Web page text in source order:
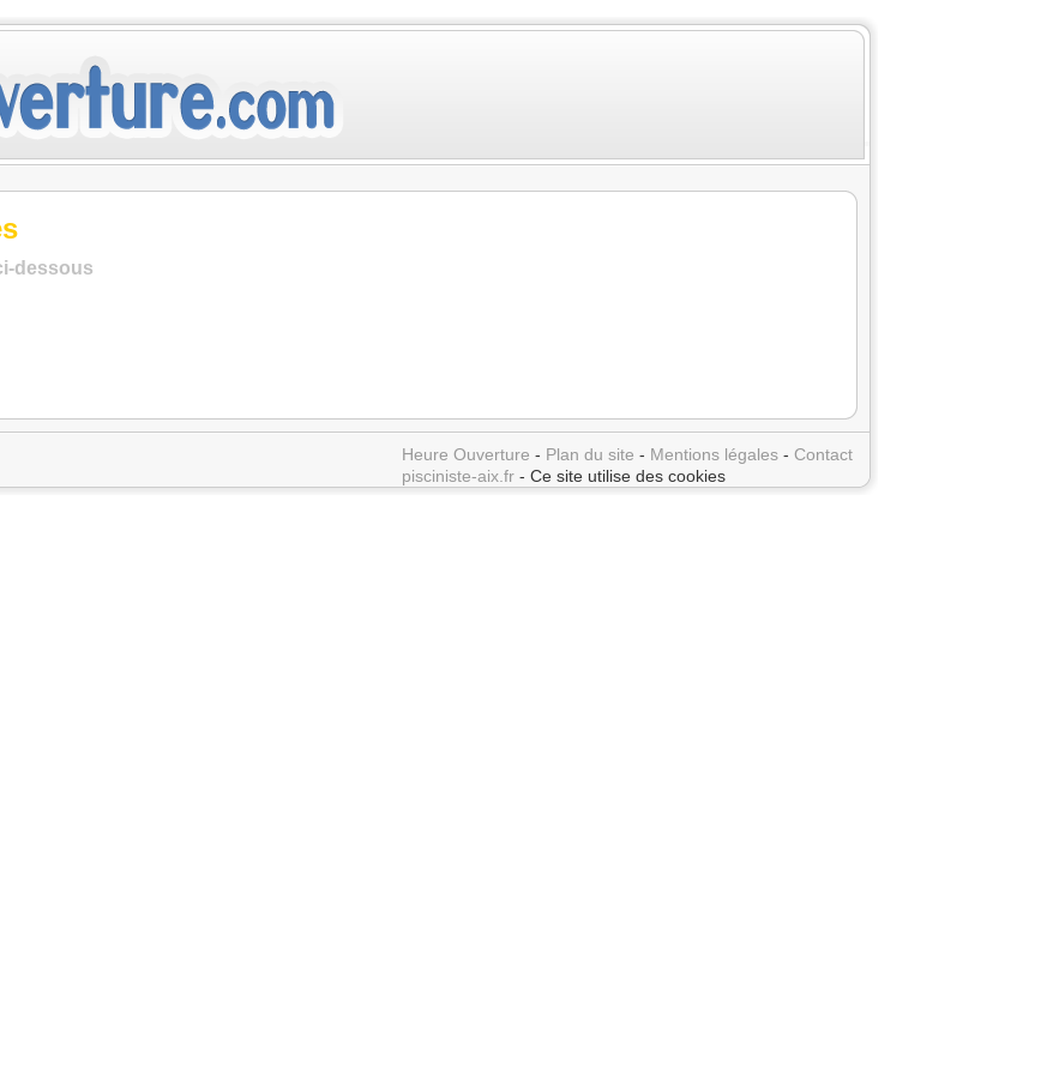
dessous
Heure Ouverture - Plan du site - Mentions légales - Contact
pisciniste-aix.fr - Ce site utilise des cookies